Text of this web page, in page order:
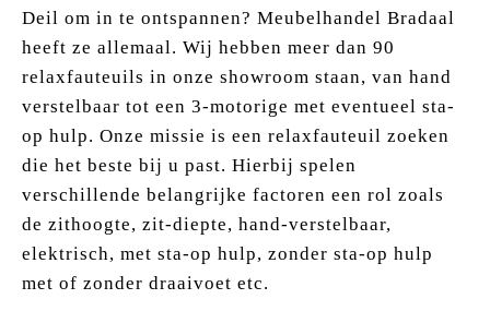
Deil om in te ontspannen? Meubelhandel Bradaal
heeft ze allemaal. Wij hebben meer dan 90
relaxfauteuils in onze showroom staan, van hand
verstelbaar tot een 3-motorige met eventueel sta-
op hulp. Onze missie is een relaxfauteuil zoeken
die het beste bij u past. Hierbij spelen
verschillende belangrijke factoren een rol zoals
de zithoogte, zit-diepte, hand-verstelbaar,
elektrisch, met sta-op hulp, zonder sta-op hulp
met of zonder draaivoet etc.